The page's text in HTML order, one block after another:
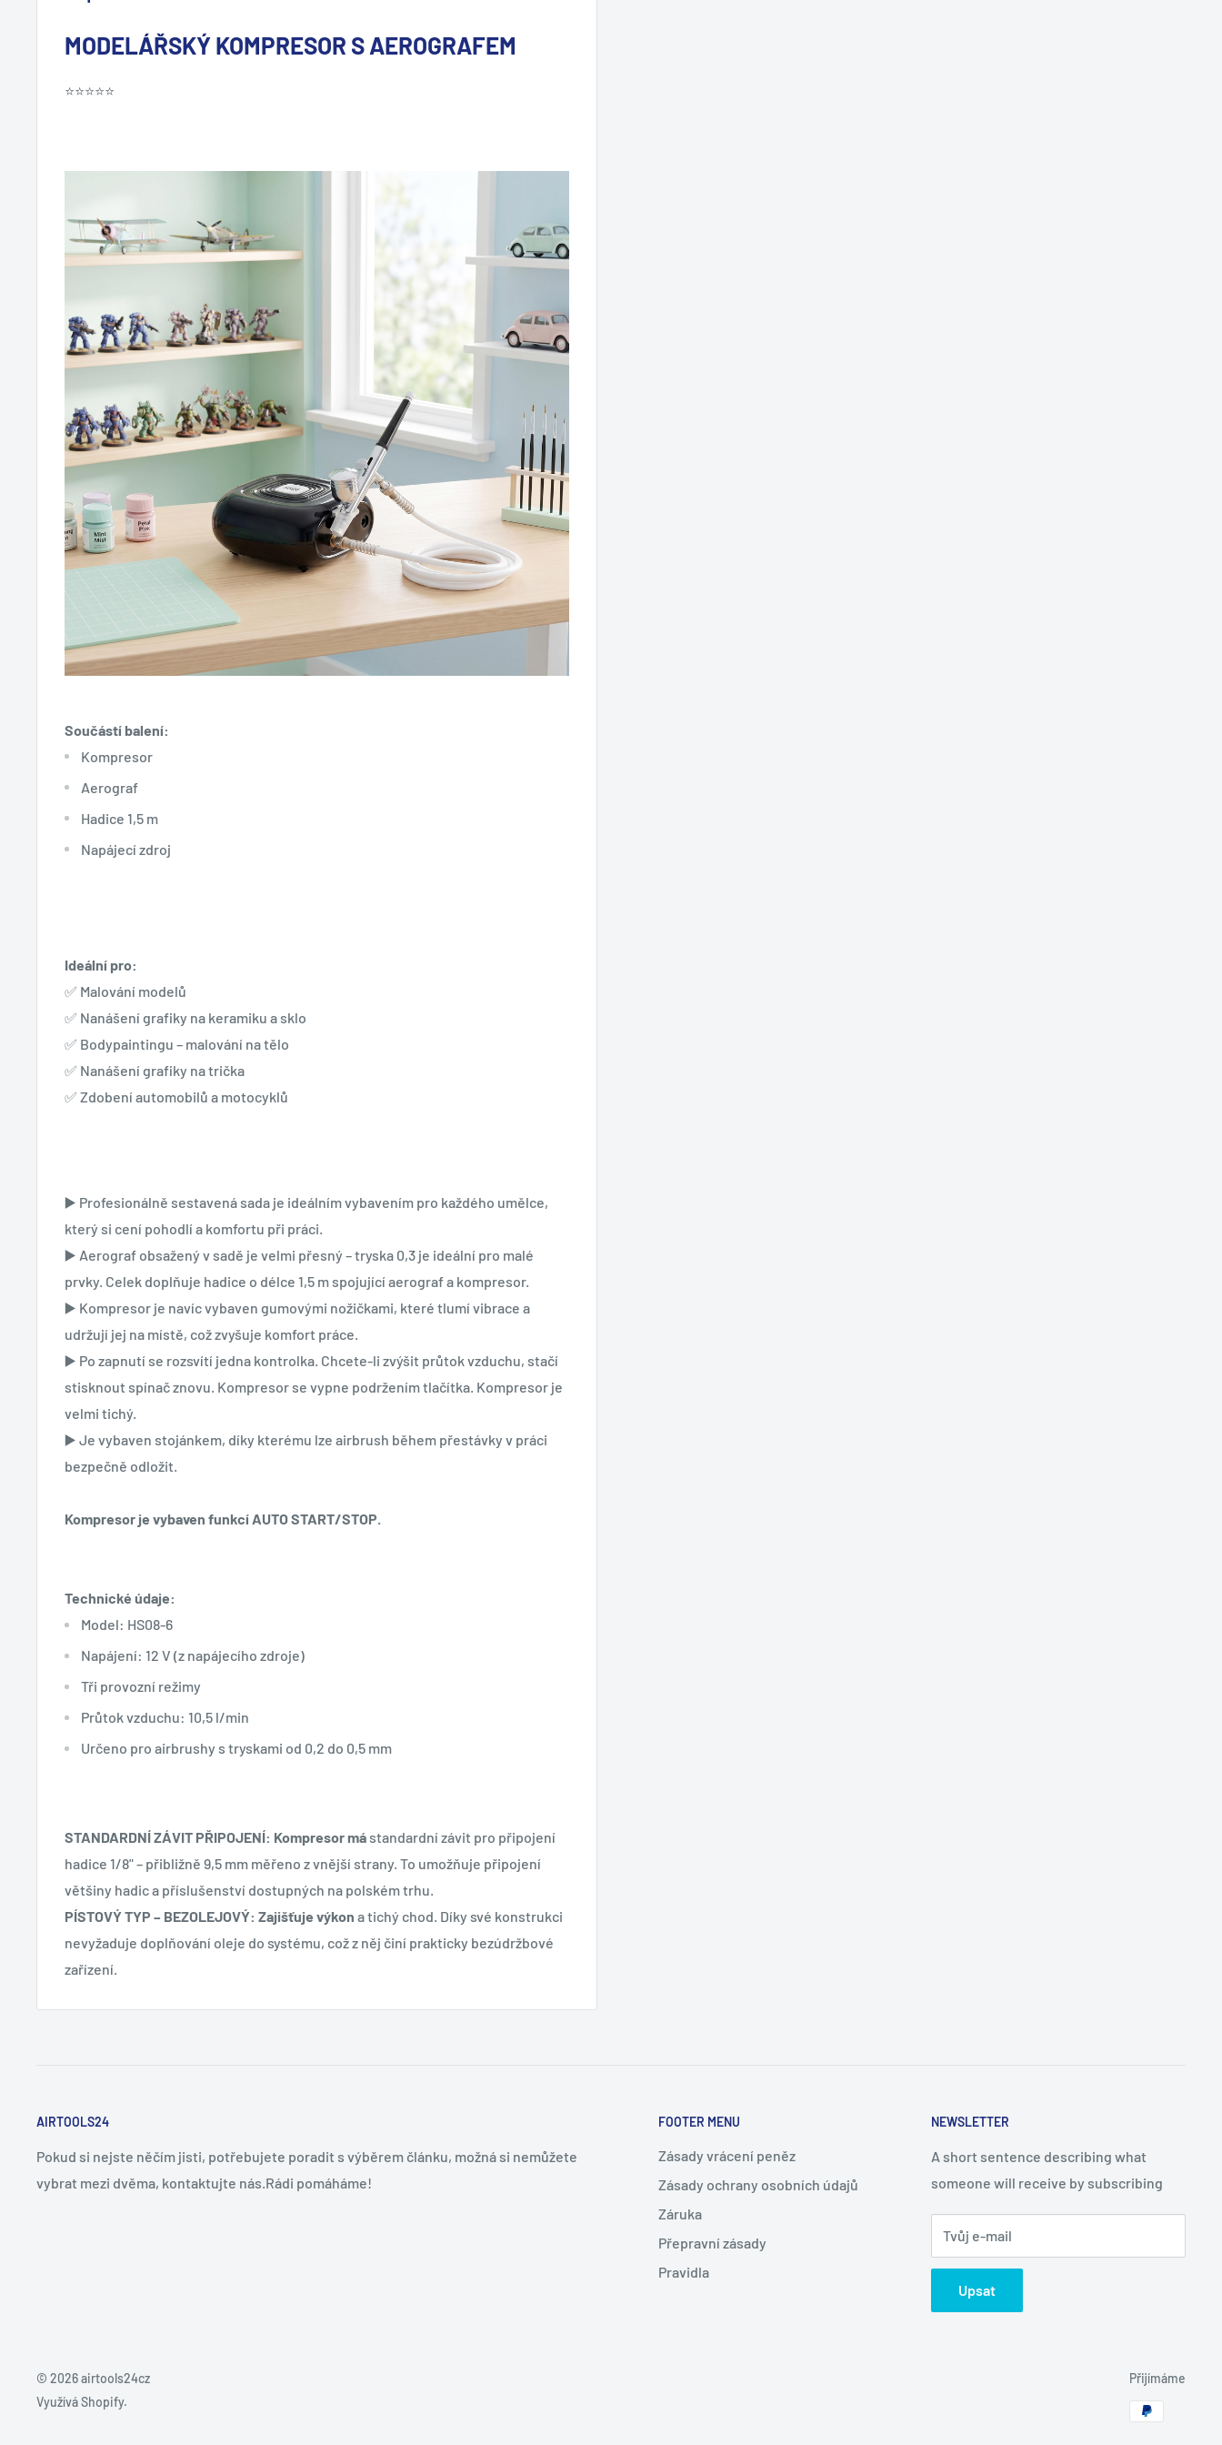
MODELÁŘSKÝ KOMPRESOR S AEROGRAFEM
⭐⭐⭐⭐⭐
Součástí balení:
Kompresor
Aerograf
Hadice 1,5 m
Napájecí zdroj
Ideální pro:
✅ Malování modelů
✅ Nanášení grafiky na keramiku a sklo
✅ Bodypaintingu – malování na tělo
✅ Nanášení grafiky na trička
✅ Zdobení automobilů a motocyklů
▶️ Profesionálně sestavená sada je ideálním vybavením pro každého umělce,
který si cení pohodlí a komfortu při práci.
▶️ Aerograf obsažený v sadě je velmi přesný – tryska 0,3 je ideální pro malé
prvky. Celek doplňuje hadice o délce 1,5 m spojující aerograf a kompresor.
▶️ Kompresor je navíc vybaven gumovými nožičkami, které tlumí vibrace a
udržují jej na místě, což zvyšuje komfort práce.
▶️ Po zapnutí se rozsvítí jedna kontrolka. Chcete-li zvýšit průtok vzduchu, stačí
stisknout spínač znovu. Kompresor se vypne podržením tlačítka. Kompresor je
velmi tichý.
▶️ Je vybaven stojánkem, díky kterému lze airbrush během přestávky v práci
bezpečně odložit.
Kompresor je vybaven funkcí AUTO START/STOP.
Technické údaje:
Model: HS08-6
Napájení: 12 V (z napájecího zdroje)
Tři provozní režimy
Průtok vzduchu: 10,5 l/min
Určeno pro airbrushy s tryskami od 0,2 do 0,5 mm
STANDARDNÍ ZÁVIT PŘIPOJENÍ: Kompresor má standardní závit pro připojení
hadice 1/8" – přibližně 9,5 mm měřeno z vnější strany. To umožňuje připojení
většiny hadic a příslušenství dostupných na polském trhu.
PÍSTOVÝ TYP – BEZOLEJOVÝ: Zajišťuje výkon a tichý chod. Díky své konstrukci
nevyžaduje doplňování oleje do systému, což z něj činí prakticky bezúdržbové
zařízení.
AIRTOOLS24
Pokud si nejste něčím jisti, potřebujete poradit s výběrem článku, možná si nemůžete
vybrat mezi dvěma, kontaktujte nás.Rádi pomáháme!
FOOTER MENU
Zásady vrácení peněz
Zásady ochrany osobních údajů
Záruka
Přepravní zásady
Pravidla
NEWSLETTER
A short sentence describing what
someone will receive by subscribing
Tvůj e-mail
Upsat
© 2026 airtools24cz
Využívá Shopify.
Přijímáme